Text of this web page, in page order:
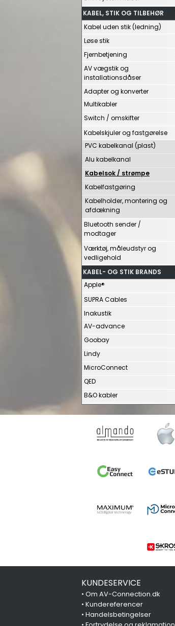
KABEL, STIK OG TILBEHØR
Kabel uden stik (ledning)
Løse stik
Fjernbetjening
AV vægstik og
installationsdåser
Adapter og konverter
Multikabler
Switch / omskifter
Kabelskjuler og fastgørelse
PVC kabelkanal (plast)
Alu kabelkanal
Kabelsok / strømpe
Kabelfastgøring
Kabelholder, montering og
afdækning
Bluetooth sender /
modtager
Værktøj, måleudstyr og
vedligehold
KABEL- OG STIK BRANDS
Apple®
SUPRA Cables
Inakustik
AV-advance
Goobay
Lindy
MicroConnect
QED
B&O kabler
KUNDESERVICE
• Om AV-Connection.dk
• Kundereferencer
• Handelsbetingelser